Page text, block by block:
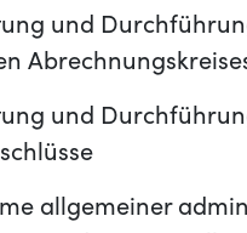
und
und
allgemeiner